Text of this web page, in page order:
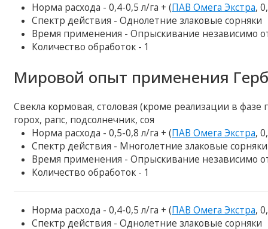
Норма расхода - 0,4-0,5 л/га + (ПАВ Омега Экстра,
Спектр действия - Однолетние злаковые сорняки
Время применения - Опрыскивание независимо
Количество обработок - 1
Мировой опыт применения
Свекла кормовая, столовая (кроме реализации в фазе
горох, рапс, подсолнечник, соя
Норма расхода - 0,5-0,8 л/га + (ПАВ Омега Экстра,
Спектр действия - Многолетние злаковые сорняки
Время применения - Опрыскивание независимо
Количество обработок - 1
Норма расхода - 0,4-0,5 л/га + (ПАВ Омега Экстра,
Спектр действия - Однолетние злаковые сорняки